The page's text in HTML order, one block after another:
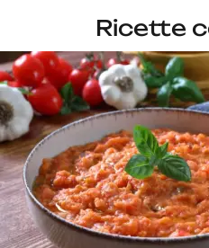
Ricette